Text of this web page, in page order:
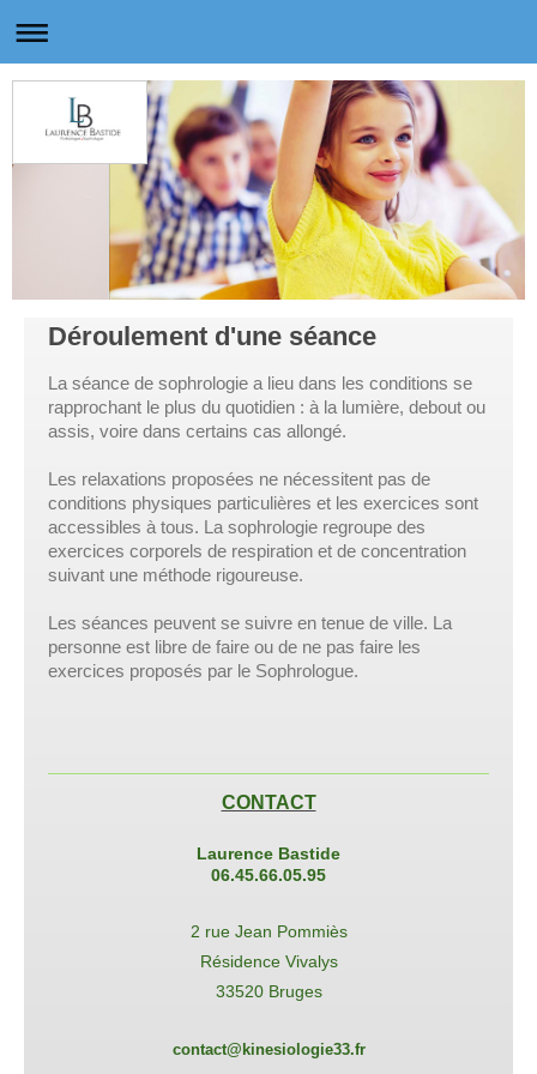
Déroulement d'une séance
La séance de sophrologie a lieu dans les conditions se
rapprochant le plus du quotidien : à la lumière, debout ou
assis, voire dans certains cas allongé.
Les relaxations proposées ne nécessitent pas de
conditions physiques particulières et les exercices sont
accessibles à tous. La sophrologie regroupe des
exercices corporels de respiration et de concentration
suivant une méthode rigoureuse.
Les séances peuvent se suivre en tenue de ville. La
personne est libre de faire ou de ne pas faire les
exercices proposés par le Sophrologue.
CONTACT
Laurence Bastide
06.45.66.05.95
2 rue Jean Pommiès
Résidence Vivalys
33520 Bruges
contact@kinesiologie33.fr